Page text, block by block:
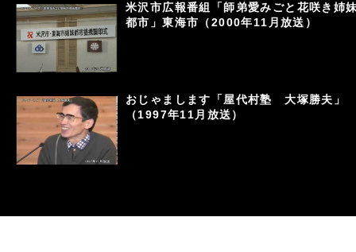
米沢市広報番組「師弟愛みごと花咲き姉
都市」東海市（2000年11月放送）
おじゃまします「屋代村塾 大塚勝夫」
（1997年11月放送）